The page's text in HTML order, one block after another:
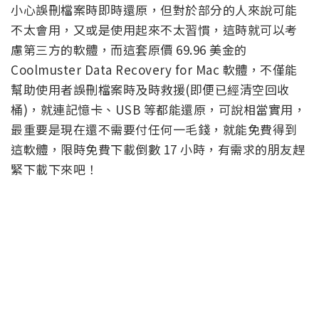
小心誤刪檔案時即時還原，但對於部分的人來說可能
不太會用，又或是使用起來不太習慣，這時就可以考
慮第三方的軟體，而這套原價 69.96 美金的
Coolmuster Data Recovery for Mac 軟體，不僅能
幫助使用者誤刪檔案時及時救援(即便已經清空回收
桶)，就連記憶卡、USB 等都能還原，可說相當實用，
最重要是現在還不需要付任何一毛錢，就能免費得到
這軟體，限時免費下載倒數 17 小時，有需求的朋友趕
緊下載下來吧！